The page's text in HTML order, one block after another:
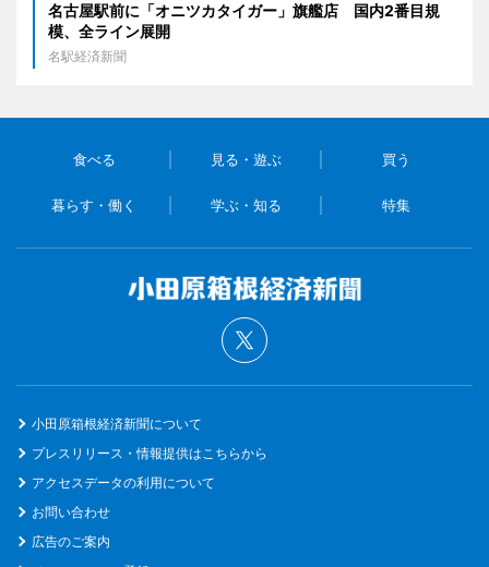
名古屋駅前に「オニツカタイガー」旗艦店 国内2番目規
模、全ライン展開
名駅経済新聞
食べる 見る・遊ぶ 買う
暮らす・働く 学ぶ・知る 特集
小田原箱根経済新聞について
プレスリリース・情報提供はこちらから
アクセスデータの利用について
お問い合わせ
広告のご案内